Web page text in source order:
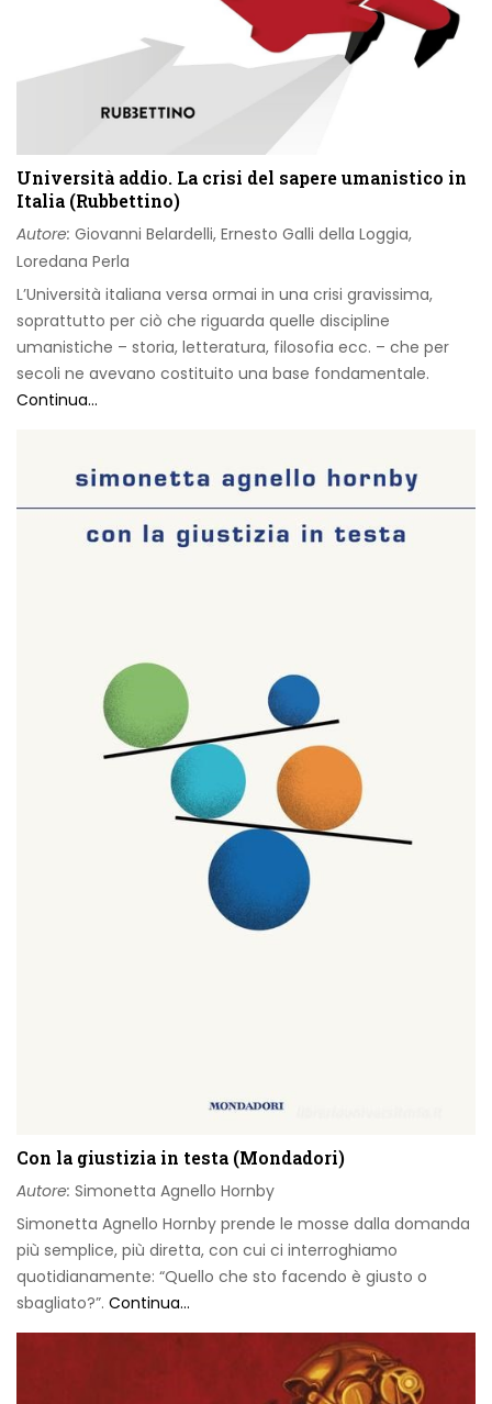
Università addio. La crisi del sapere umanistico in
Italia (Rubbettino)
Autore: Giovanni Belardelli, Ernesto Galli della Loggia,
Loredana Perla
L’Università italiana versa ormai in una crisi gravissima,
soprattutto per ciò che riguarda quelle discipline
umanistiche – storia, letteratura, filosofia ecc. – che per
secoli ne avevano costituito una base fondamentale.
Continua...
Con la giustizia in testa (Mondadori)
Autore: Simonetta Agnello Hornby
Simonetta Agnello Hornby prende le mosse dalla domanda
più semplice, più diretta, con cui ci interroghiamo
quotidianamente: “Quello che sto facendo è giusto o
sbagliato?”. Continua...